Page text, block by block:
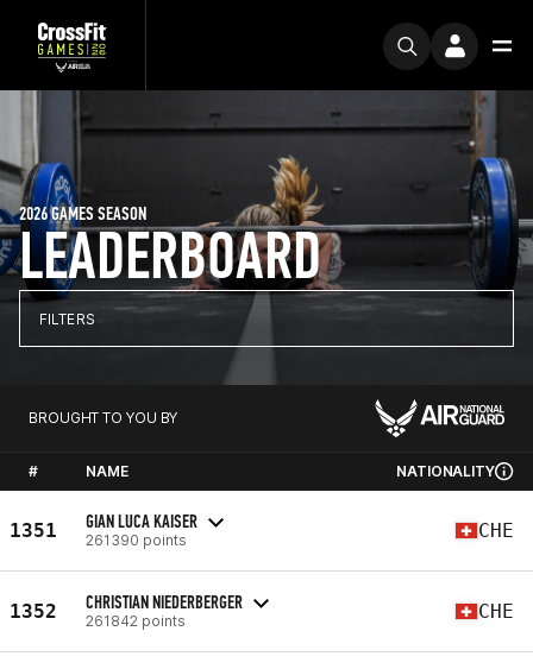
LEADERBOARD
2026 GAMES SEASON
FILTERS
BROUGHT TO YOU BY
# NAME NATIONALITY
1351 GIAN LUCA KAISER
261390 points CHE
1352 CHRISTIAN NIEDERBERGER
261842 points CHE